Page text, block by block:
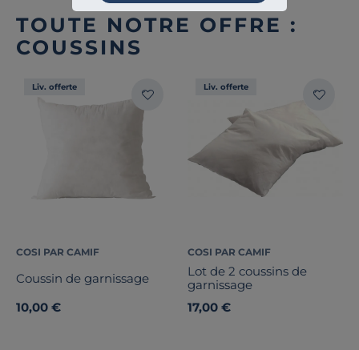
TOUTE NOTRE OFFRE :
COUSSINS
Liv. offerte
COSI PAR CAMIF
Coussin de garnissage
10,00 €
Liv. offerte
COSI PAR CAMIF
Lot de 2 coussins de
garnissage
17,00 €